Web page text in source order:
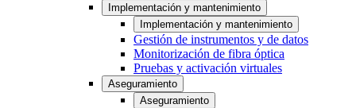
Implementación y mantenimiento
Implementación y mantenimiento
Gestión de instrumentos y de datos
Monitorización de fibra óptica
Pruebas y activación virtuales
Aseguramiento
Aseguramiento